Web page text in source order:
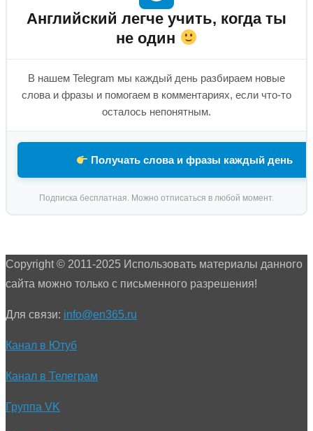
Английский легче учить, когда ты
не один
В нашем Telegram мы каждый день разбираем новые
слова и фразы и помогаем в комментариях, если что-то
осталось непонятным.
Получать слова и фразы каждый день
Подписка бесплатная. Можно отписаться в любой момент.
Copyright © 2011-2025 Использовать материалы данного
сайта можно только с письменного разрешения!
Для связи: info@en365.ru
Канал в Ютуб
Канал в Телеграм
Группа VK